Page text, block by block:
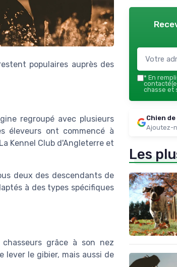
populaires auprès des
regroupé avec plusieurs
éleveurs ont commencé à
Kennel Club d'Angleterre et
deux des descendants de
à des types spécifiques
grâce à son nez
lever le gibier, mais aussi de
* En
chasse et
Chien
Ajoutez-
Les